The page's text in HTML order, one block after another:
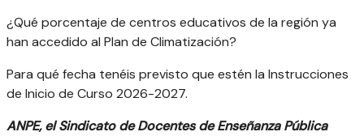
¿Qué porcentaje de centros educativos de la región ya
han accedido al Plan de Climatización?
Para qué fecha tenéis previsto que estén la Instrucciones
de Inicio de Curso 2026-2027.
ANPE, el Sindicato de Docentes de Enseñanza Pública